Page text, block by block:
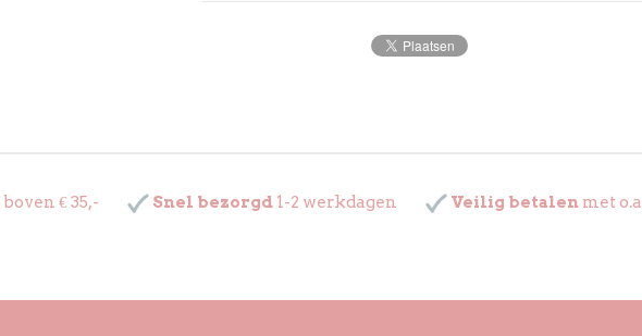
boven € 35,- Snel bezorgd 1-2 werkdagen Veilig betalen met